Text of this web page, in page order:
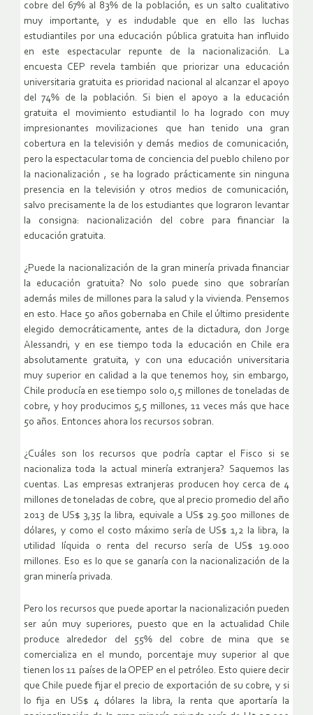
cobre del 67% al 83% de la población, es un salto cualitativo
muy importante, y es indudable que en ello las luchas
estudiantiles por una educación pública gratuita han influido
en este espectacular repunte de la nacionalización. La
encuesta CEP revela también que priorizar una educación
universitaria gratuita es prioridad nacional al alcanzar el apoyo
del 74% de la población. Si bien el apoyo a la educación
gratuita el movimiento estudiantil lo ha logrado con muy
impresionantes movilizaciones que han tenido una gran
cobertura en la televisión y demás medios de comunicación,
pero la espectacular toma de conciencia del pueblo chileno por
la nacionalización , se ha logrado prácticamente sin ninguna
presencia en la televisión y otros medios de comunicación,
salvo precisamente la de los estudiantes que lograron levantar
la consigna: nacionalización del cobre para financiar la
educación gratuita.
¿Puede la nacionalización de la gran minería privada financiar
la educación gratuita? No solo puede sino que sobrarían
además miles de millones para la salud y la vivienda. Pensemos
en esto. Hace 50 años gobernaba en Chile el último presidente
elegido democráticamente, antes de la dictadura, don Jorge
Alessandri, y en ese tiempo toda la educación en Chile era
absolutamente gratuita, y con una educación universitaria
muy superior en calidad a la que tenemos hoy, sin embargo,
Chile producía en ese tiempo solo 0,5 millones de toneladas de
cobre, y hoy producimos 5,5 millones, 11 veces más que hace
50 años. Entonces ahora los recursos sobran.
¿Cuáles son los recursos que podría captar el Fisco si se
nacionaliza toda la actual minería extranjera? Saquemos las
cuentas. Las empresas extranjeras producen hoy cerca de 4
millones de toneladas de cobre, que al precio promedio del año
2013 de US$ 3,35 la libra, equivale a US$ 29.500 millones de
dólares, y como el costo máximo sería de US$ 1,2 la libra, la
utilidad líquida o renta del recurso sería de US$ 19.000
millones. Eso es lo que se ganaría con la nacionalización de la
gran minería privada.
Pero los recursos que puede aportar la nacionalización pueden
ser aún muy superiores, puesto que en la actualidad Chile
produce alrededor del 55% del cobre de mina que se
comercializa en el mundo, porcentaje muy superior al que
tienen los 11 países de la OPEP en el petróleo. Esto quiere decir
que Chile puede fijar el precio de exportación de su cobre, y si
lo fija en US$ 4 dólares la libra, la renta que aportaría la